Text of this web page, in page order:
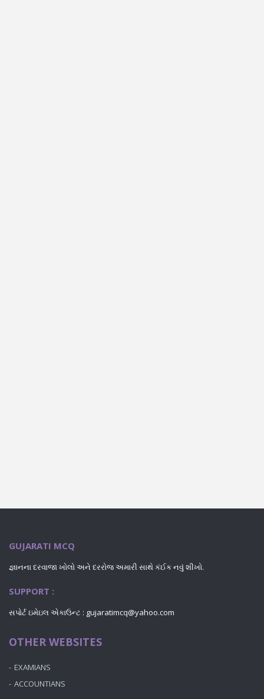
GUJARATI MCQ
જ્ઞાનના દરવાજા ખોલો અને દરરોજ અમારી સાથે કંઈક નવું શીખો.
SUPPORT :
સપોર્ટ ઇમેઇલ એકાઉન્ટ : gujaratimcq@yahoo.com
OTHER WEBSITES
EXAMIANS
ACCOUNTIANS